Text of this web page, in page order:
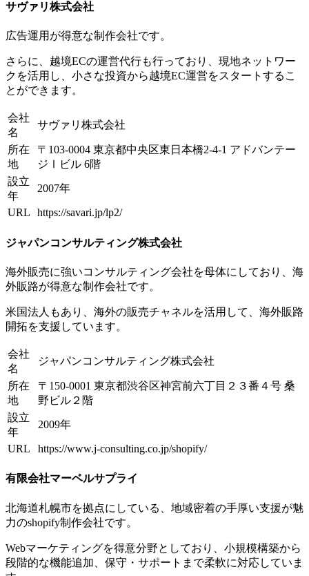
サヴァリ株式会社
広告運用が得意な制作会社です。
さらに、越境ECの運営代行も行っており、現地ネットワー
クを活用し、小さな投資から越境EC運営をスタートするこ
とができます。
会社
名
サヴァリ株式会社
所在
地
〒103-0004 東京都中央区東日本橋2-4-1 アドバンテー
ジⅠビル 6階
設立
年
2007年
URL https://savari.jp/lp2/
ジャパンコンサルティング株式会社
海外販売に強いコンサルティング会社を母体にしており、海
外販路が得意な制作会社です。
米国法人もあり、海外の販売チャネルを活用して、海外販路
開拓を支援しています。
会社
名
ジャパンコンサルティング株式会社
所在
地
〒150-0001 東京都渋谷区神宮前六丁目２３番４号 桑
野ビル２階
設立
年
2009年
URL https://www.j-consulting.co.jp/shopify/
有限会社マーベルサプライ
北海道札幌市を拠点にしている、地域密着の手厚い支援が魅
力のshopify制作会社です。
Webマーケティングを得意分野としており、小規模構築から
段階的な機能追加、保守・サポートまで柔軟に対応していま